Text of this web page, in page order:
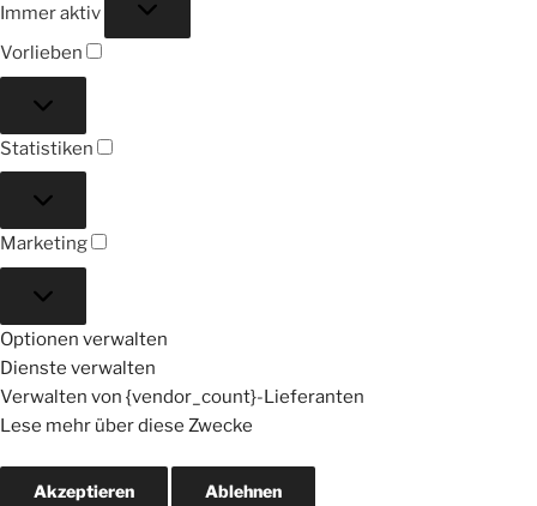
Immer aktiv
Vorlieben
Statistiken
Marketing
Optionen verwalten
Dienste verwalten
Verwalten von {vendor_count}-Lieferanten
Lese mehr über diese Zwecke
Akzeptieren Ablehnen